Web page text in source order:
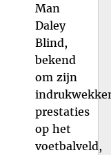
Man
Daley
Blind,
bekend
om zijn
prestaties
op het
voetbalveld,